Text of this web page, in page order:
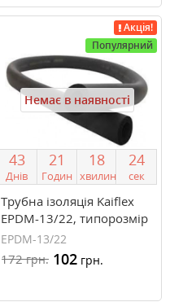
Акція!
Популярний
Немає в наявності
43
Днів
21
Годин
18
хвилин
23
сек
Трубна ізоляція Kaiflex
EPDM-13/22, типорозмір
13/22 мм
EPDM-13/22
172грн. 102 грн.